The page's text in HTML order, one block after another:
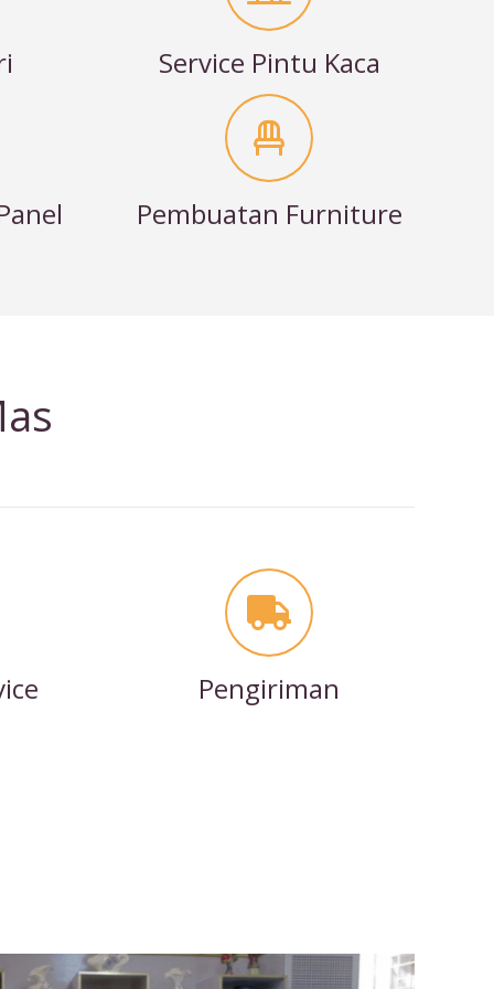
Service Pintu Kaca
Pembuatan Furniture
Pengiriman